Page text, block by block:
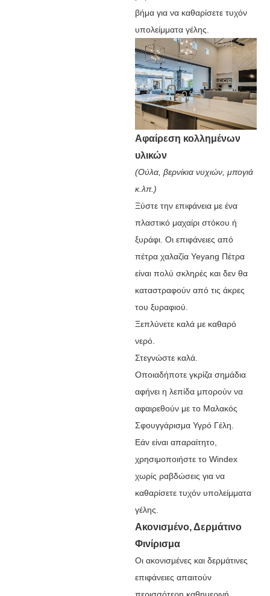
βήμα για να καθαρίσετε τυχόν
υπολείμματα γέλης.
Αφαίρεση κολλημένων
υλικών
(Ούλα, βερνίκια νυχιών, μπογιά
κ.λπ.)
Ξύστε την επιφάνεια με ένα
πλαστικό μαχαίρι στόκου ή
ξυράφι. Οι επιφάνειες από
πέτρα χαλαζία Yeyang Πέτρα
είναι πολύ σκληρές και δεν θα
καταστραφούν από τις άκρες
του ξυραφιού.
Ξεπλύνετε καλά με καθαρό
νερό.
Στεγνώστε καλά.
Οποιαδήποτε γκρίζα σημάδια
αφήνει η λεπίδα μπορούν να
αφαιρεθούν με το Μαλακός
Σφουγγάρισμα Υγρό Γέλη.
Εάν είναι απαραίτητο,
χρησιμοποιήστε το Windex
χωρίς ραβδώσεις για να
καθαρίσετε τυχόν υπολείμματα
γέλης.
Ακονισμένο, Δερμάτινο
Φινίρισμα
Οι ακονισμένες και δερμάτινες
επιφάνειες απαιτούν